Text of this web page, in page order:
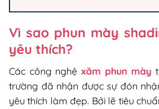
Vì sao phun mày
yêu thích?
Các công nghệ xăm phun mày
trường đã nhận được sự đón
yêu thích làm đẹp. Bởi lẽ tiêu